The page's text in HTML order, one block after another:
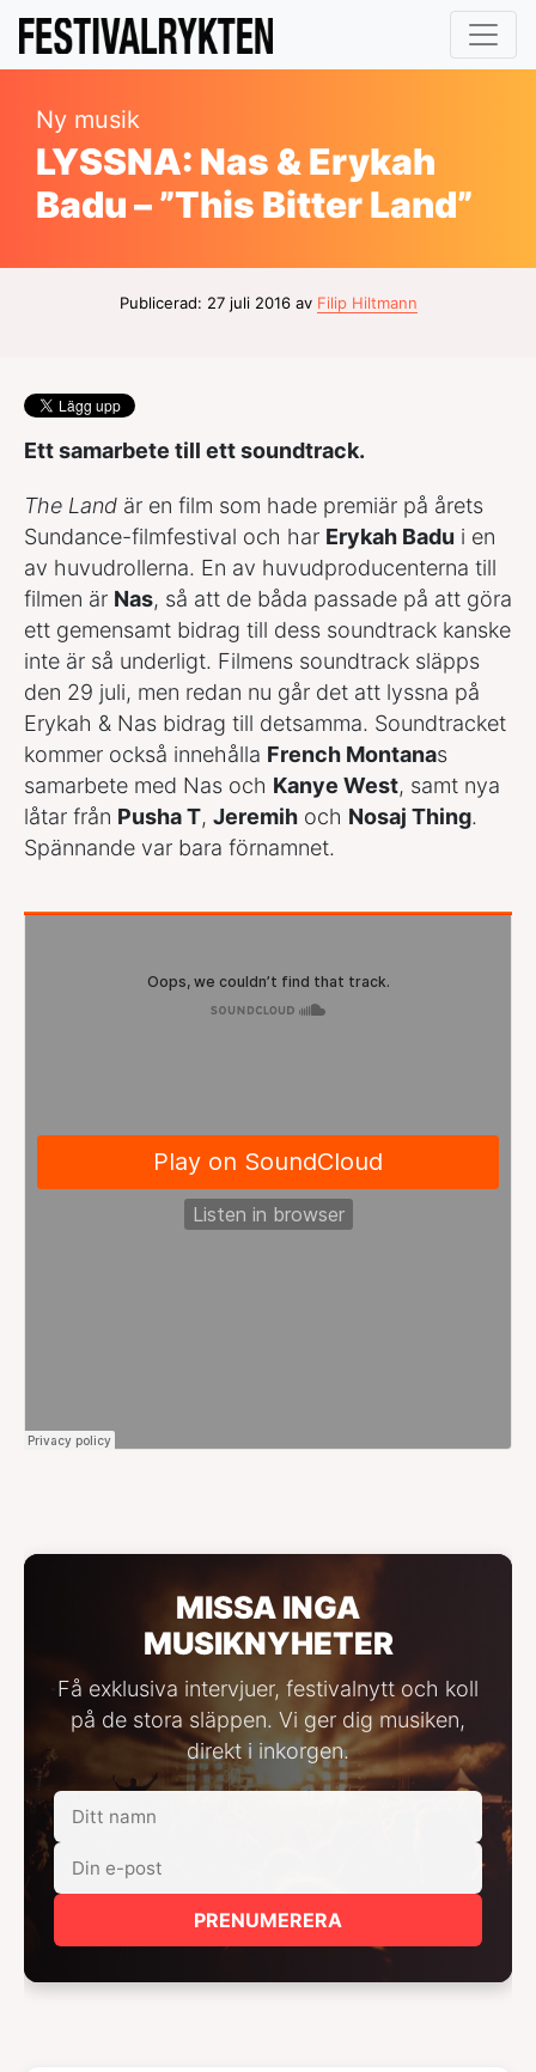
Ny musik
LYSSNA: Nas & Erykah
Badu – ”This Bitter Land”
Publicerad: 27 juli 2016 av Filip Hiltmann
Ett samarbete till ett soundtrack.
The Land är en film som hade premiär på årets
Sundance-filmfestival och har Erykah Badu i en
av huvudrollerna. En av huvudproducenterna till
filmen är Nas, så att de båda passade på att göra
ett gemensamt bidrag till dess soundtrack kanske
inte är så underligt. Filmens soundtrack släpps
den 29 juli, men redan nu går det att lyssna på
Erykah & Nas bidrag till detsamma. Soundtracket
kommer också innehålla French Montanas
samarbete med Nas och Kanye West, samt nya
låtar från Pusha T, Jeremih och Nosaj Thing.
Spännande var bara förnamnet.
MISSA INGA
MUSIKNYHETER
Få exklusiva intervjuer, festivalnytt och koll
på de stora släppen. Vi ger dig musiken,
direkt i inkorgen.
PRENUMERERA